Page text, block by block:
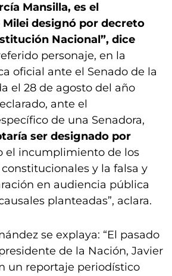
Mansilla, es el
Milei designó por decreto
Nacional”, dice
personaje, en la
oficial ante el Senado de la
el 28 de agosto del año
ante el
de una Senadora,
ser designado por
el incumplimiento de los
y la falsa y
en audiencia pública
planteadas”, aclara.
se explaya: “El pasado
de la Nación, Javier
un reportaje periodístico